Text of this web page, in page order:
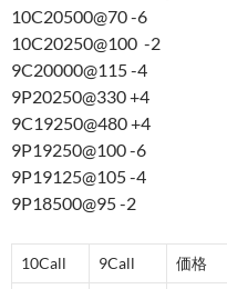
10C20500@70 -6
10C20250@100 -2
9C20000@115 -4
9P20250@330 +4
9C19250@480 +4
9P19250@100 -6
9P19125@105 -4
9P18500@95 -2
10Call 9Call 価格